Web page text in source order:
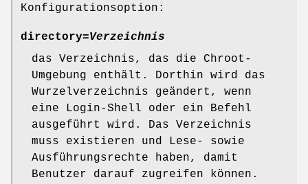
Konfigurationsoption:
directory=Verzeichnis
das Verzeichnis, das die Chroot-
Umgebung enthält. Dorthin wird das
Wurzelverzeichnis geändert, wenn
eine Login-Shell oder ein Befehl
ausgeführt wird. Das Verzeichnis
muss existieren und Lese- sowie
Ausführungsrechte haben, damit
Benutzer darauf zugreifen können.